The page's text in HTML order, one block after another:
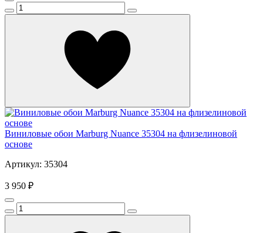
Виниловые обои Marburg Nuance 35304 на флизелиновой
основе
Артикул: 35304
3 950 ₽